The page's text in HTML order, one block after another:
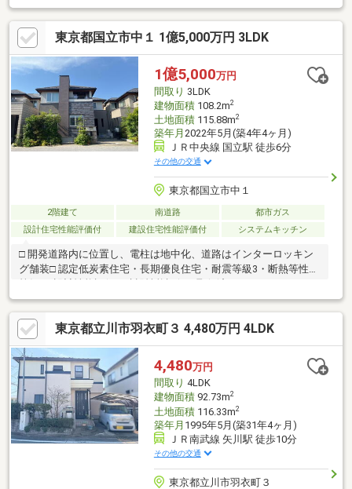
が短く作業効率の良いL字型・2部屋に跨る南向きバルコニーを設
置・ガーデニング等を楽しめるお庭付▼周辺環境・スーパー「西
友西国立店」徒歩7分(約550m)・国家公務員共済組合連合会立川
病院 徒歩7分(約550m)・立川市立第六小学校 徒歩10分(約770m)■
ご希望の住まい探しをお手伝いします ━━━━━・・・物件の詳
細・ご相談はお気軽にお問い合わせください。
東京都国立市中１ 1億5,000万円 3LDK
1億5,000万円
間取り 3LDK
建物面積108.2m2
土地面積115.88m2
築年月 2022年5月(築4年4ヶ月)
ＪＲ中央線 国立駅 徒歩6分
その他の交通
東京都国立市中１
2階建て 南道路
都市ガス
設計住宅性能評価付
建設住宅性能評価付 システムキッチン
□ 開発道路内に位置し、電柱は地中化、道路はインターロッキン
グ舗装□ 認定低炭素住宅・長期優良住宅・耐震等級3・断熱等性能
東京都立川市羽衣町３ 4,480万円 4LDK
4,480万円
間取り 4LDK
建物面積92.73m2
土地面積116.33m2
築年月 1995年5月(築31年4ヶ月)
ＪＲ南武線 矢川駅 徒歩10分
その他の交通
東京都立川市羽衣町３